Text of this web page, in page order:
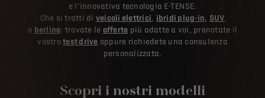
e l’innovativa tecnologia E-TENSE.
Che si tratti di veicoli elettrici, ibridi plug-in, SUV
o berline: trovate le offerte più adatte a voi, prenotate il
vostro test drive oppure richiedete una consulenza
personalizzata.
Scopri i nostri modelli